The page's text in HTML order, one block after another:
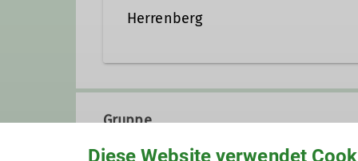
Herrenberg
Gruppe
Diese Website verwendet